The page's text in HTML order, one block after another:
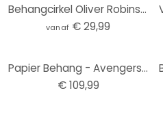
Behangcirkel Oliver Robins - Boomhut Feestje - vliesbehang/zelfklevend vliesbehang
vanaf € 29,99
Papier Behang - Avengers Unite - 368 x 254 cm
€ 109,99